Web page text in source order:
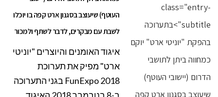
העוטף) שיעוצב בסגנון ארט קפה בו יוכלו
לשבת עם מבקרים, לדבר לשתף ולמכור
איגוד האומנים והיוצרים "יוניטי
ארט" מפיק את תערוכת
FunExpo 2018 בגני התערוכה